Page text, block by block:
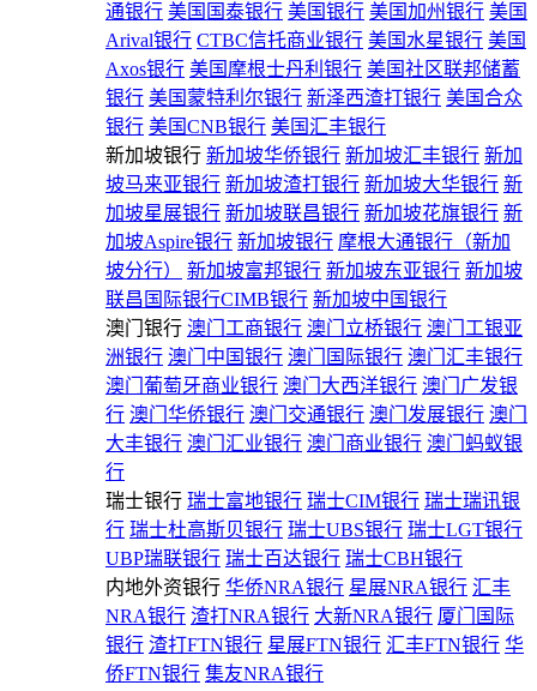
通银行 美国国泰银行 美国银行 美国加州银行 美国
Arival银行 CTBC信托商业银行 美国水星银行 美国
Axos银行 美国摩根士丹利银行 美国社区联邦储蓄
银行 美国蒙特利尔银行 新泽西渣打银行 美国合众
银行 美国CNB银行 美国汇丰银行
新加坡银行 新加坡华侨银行 新加坡汇丰银行 新加
坡马来亚银行 新加坡渣打银行 新加坡大华银行 新
加坡星展银行 新加坡联昌银行 新加坡花旗银行 新
加坡Aspire银行 新加坡银行 摩根大通银行（新加
坡分行）
新加坡富邦银行 新加坡东亚银行 新加坡
联昌国际银行CIMB银行 新加坡中国银行
澳门银行 澳门工商银行 澳门立桥银行 澳门工银亚
洲银行 澳门中国银行 澳门国际银行 澳门汇丰银行
澳门葡萄牙商业银行 澳门大西洋银行 澳门广发银
行 澳门华侨银行 澳门交通银行 澳门发展银行 澳门
大丰银行 澳门汇业银行 澳门商业银行 澳门蚂蚁银
行
瑞士银行 瑞士富地银行 瑞士CIM银行 瑞士瑞讯银
行 瑞士杜高斯贝银行 瑞士UBS银行 瑞士LGT银行
UBP瑞联银行 瑞士百达银行 瑞士CBH银行
内地外资银行 华侨NRA银行 星展NRA银行 汇丰
NRA银行 渣打NRA银行 大新NRA银行 厦门国际
银行 渣打FTN银行 星展FTN银行 汇丰FTN银行 华
侨FTN银行 集友NRA银行